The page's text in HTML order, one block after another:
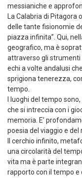
messianiche e
La Calabria di Pitagora
delle tante fisionomie
piazza infinita”. Qui,
geografico, ma è
attraverso gli strumenti
echi a volte andalusi
sprigiona tenerezza,
tempo.
I luoghi del tempo
che si intreccia con i
memoria. E’
poesia del viaggio e del
Il cerchio infinito,
una circolarità del
vita ma è parte
rapporto con il tempo e